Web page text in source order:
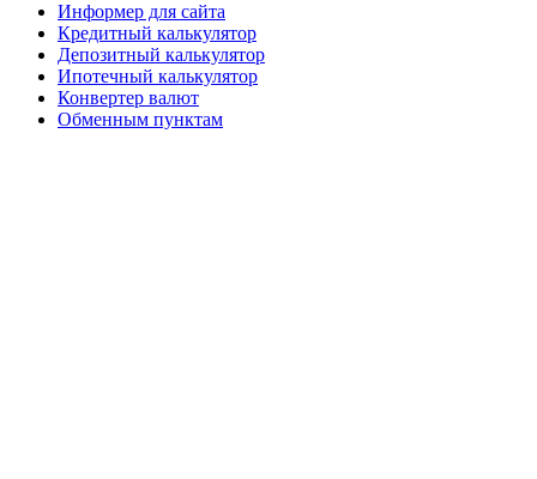
Информер для сайта
Кредитный калькулятор
Депозитный калькулятор
Ипотечный калькулятор
Конвертер валют
Обменным пунктам